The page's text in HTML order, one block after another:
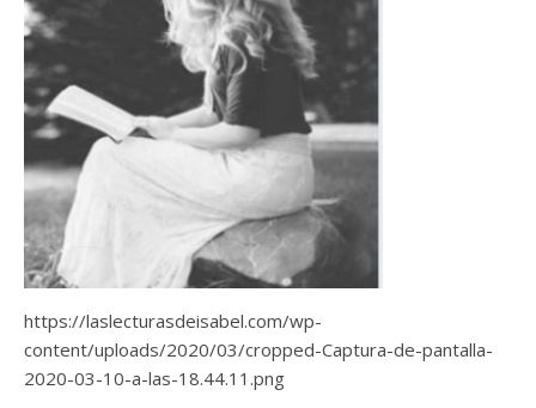
https://laslecturasdeisabel.com/wp-
content/uploads/2020/03/cropped-Captura-de-pantalla-
2020-03-10-a-las-18.44.11.png